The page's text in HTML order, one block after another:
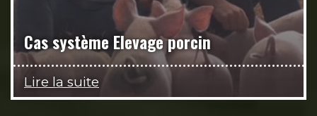
Cas système Elevage porcin
Lire la suite